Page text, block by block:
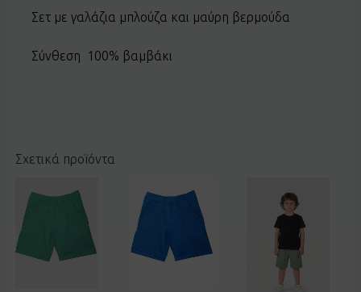
Σετ με γαλάζια μπλούζα και μαύρη βερμούδα
Σύνθεση 100% βαμβάκι
Σχετικά προϊόντα